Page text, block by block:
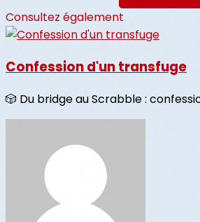
Consultez également
Confession d'un transfuge
🎲 Du bridge au Scrabble :